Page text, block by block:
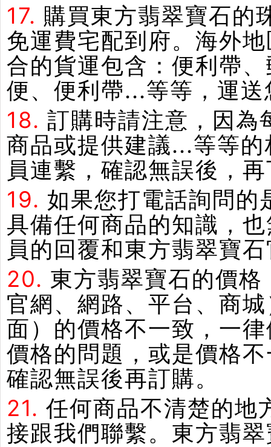
17. 購買東方翡翠寶石的
免運費宅配到府。海外
合的貨運包含：便利帶
便、便利帶...等等，運
18. 訂購時請注意，因為
商品或提供建議...等等
員連繫，確認無誤後，
19. 如果您打電話詢問的
具備任何商品的知識，
員的回覆和東方翡翠寶
20. 東方翡翠寶石的價
官網、網路、平台、商
面）的價格不一致，一
價格的問題，或是價格
確認無誤後再訂購。
21. 任何商品不清楚的地
接跟我們聯繫。東方翡